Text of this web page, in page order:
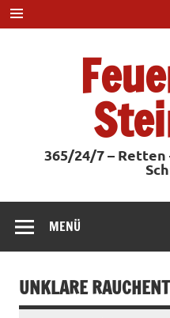
Zum
Inhalt
springen
365/24/7 – Retten
MENÜ
UNKLARE